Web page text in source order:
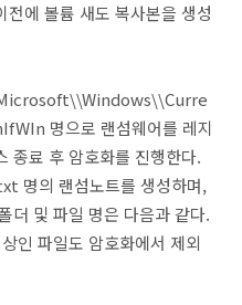
에 볼륨 새도 복사본을 생성
명으로 랜섬웨어를 레지
종료 후 암호화를 진행한다.
명의 랜섬노트를 생성하며,
더 및 파일 명은 다음과 같다.
인 파일도 암호화에서 제외